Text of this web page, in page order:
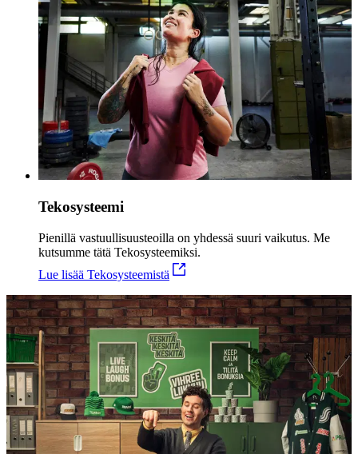
Tekosysteemi
Pienillä vastuullisuusteoilla on yhdessä suuri vaikutus. Me
kutsumme tätä Tekosysteemiksi.
Lue lisää Tekosysteemistä